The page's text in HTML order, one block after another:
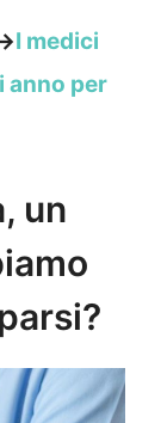
I medici
anno per
un